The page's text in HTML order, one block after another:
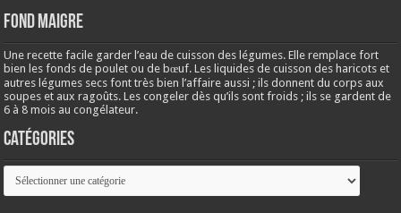
Fond maigre
Une recette facile garder l’eau de cuisson des légumes. Elle remplace fort
bien les fonds de poulet ou de bœuf. Les liquides de cuisson des haricots et
autres légumes secs font très bien l’affaire aussi ; ils donnent du corps aux
soupes et aux ragoûts. Les congeler dès qu’ils sont froids ; ils se gardent de
6 à 8 mois au congélateur.
Catégories
Catégories